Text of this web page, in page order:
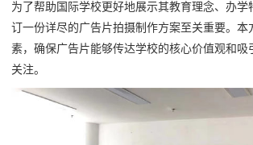
为了帮助国际学校更好地展示其教育理念、办学
订一份详尽的广告片拍摄制作方案至关重要。本
素，确保广告片能够传达学校的核心价值观和吸
关注。